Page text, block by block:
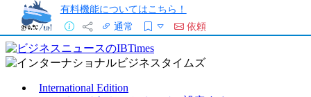
有料機能についてはこちら！
通常
依頼